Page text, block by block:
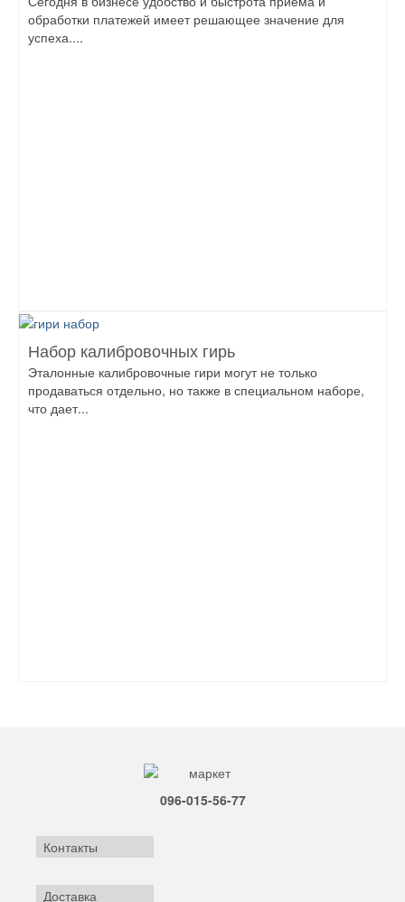
обработки платежей имеет решающее значение для
успеха....
Набор калибровочных гирь
Эталонные калибровочные гири могут не только
продаваться отдельно, но также в специальном наборе,
что дает...
096-015-56-77
Контакты
Доставка